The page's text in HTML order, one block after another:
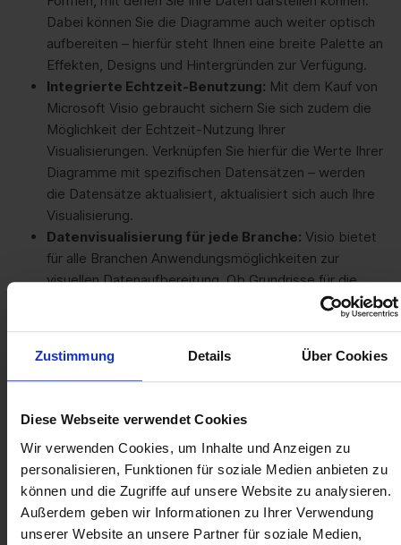
Zustimmung Details Über Cookies
Diese Webseite verwendet Cookies
Wir verwenden Cookies, um Inhalte und Anzeigen zu
personalisieren, Funktionen für soziale Medien anbieten zu
können und die Zugriffe auf unsere Website zu analysieren.
Außerdem geben wir Informationen zu Ihrer Verwendung
unserer Website an unsere Partner für soziale Medien,
Dabei können Sie die Diagramme auch weiter optisch
aufbereiten – hierfür steht Ihnen eine breite Palette an
Effekten, Designs und Hintergründen zur Verfügung.
Integrierte Echtzeit-Benutzung: Mit dem Kauf von
Microsoft Visio gebraucht sichern Sie sich zudem die
Möglichkeit der Echtzeit-Nutzung Ihrer
Visualisierungen. Verknüpfen Sie hierfür die Werte Ihrer
Diagramme mit spezifischen Datensätzen – werden
die Datensätze aktualisiert, aktualisiert sich auch Ihre
Visualisierung.
Datenvisualisierung für jede Branche: Visio bietet
für alle Branchen Anwendungsmöglichkeiten zur
visuellen Datenaufbereitung. Ob Grundrisse für die
Immobilienbranche, Netzwerkpläne im IT-Bereich oder
Marketingmaßnahmen, Personalplanungen und mehr –
die Möglichkeiten sind praktisch unbegrenzt.
Ob Standard oder
Professional:Mit Soft Cloud
immer die passende
Microsoft Visio Version